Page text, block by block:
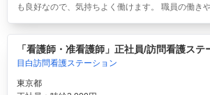
も良好なので、気持ちよく働けます。 職員の働き
「看護師・准看護師」正社員/訪問看護ステ
目白訪問看護ステーション
東京都